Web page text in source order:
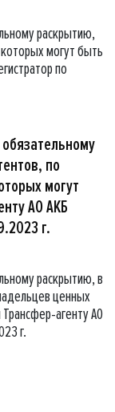
раскрытию,
могут быть
по
по
могут
АО АКБ
г.
раскрытию, в
ценных
агенту АО
г.